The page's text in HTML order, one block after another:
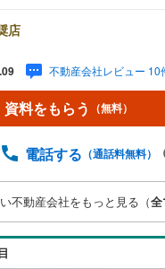
「物件選び」まで全力でバッ
式会社アイマが選ばれる2大
の提案力】大手ネット銀行を
。お借入期間「最長50年」の
ランなど、購入後の生活にゆ
資金計画をご提案します。【
動が大変」という方も大歓迎。
す。まずは『見るだけ』『
お客様のペースを最優先し、
。お客様のライフスタイル
お手伝いいたします。まず
いませ。
店
不動産会社レビュー 10
資料をもらう （無料）
電話する （通話料無料）
不動産会社をもっと見る（全